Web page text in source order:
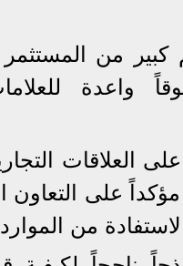
كبير من
للعلامات
العلاقات
مؤكداً على
من